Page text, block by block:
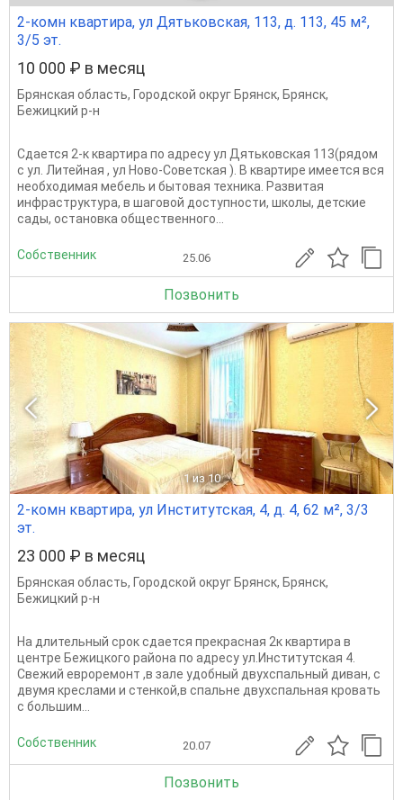
2-комн квартира, ул Дятьковская, 113, д. 113, 45 м²,
3/5 эт.
10 000 ₽ в месяц
Брянская область, Городской округ Брянск, Брянск,
Бежицкий р-н
Сдается 2-к квартира по адресу ул Дятьковская 113(рядом
с ул. Литейная , ул Ново-Советская ). В квартире имеется вся
необходимая мебель и бытовая техника. Развитая
инфраструктура, в шаговой доступности, школы, детские
сады, остановка общественного...
Собственник 25.06
Позвонить
1 из 10
2-комн квартира, ул Институтская, 4, д. 4, 62 м², 3/3
эт.
23 000 ₽ в месяц
Брянская область, Городской округ Брянск, Брянск,
Бежицкий р-н
На длительный срок сдается прекрасная 2к квартира в
центре Бежицкого района по адресу ул.Институтская 4.
Свежий евроремонт ,в зале удобный двухспальный диван, с
двумя креслами и стенкой,в спальне двухспальная кровать
с большим...
Собственник 20.07
Позвонить